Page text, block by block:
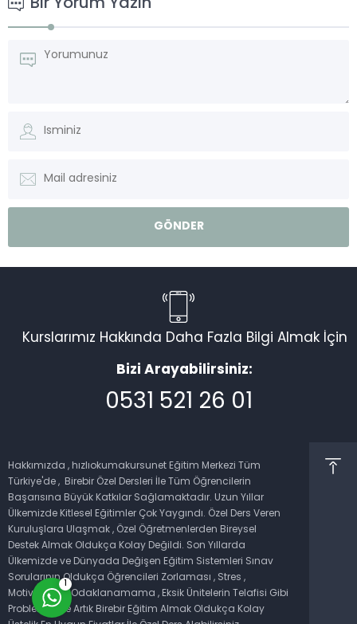
Bir Yorum Yazın
Kurslarımız Hakkında Daha Fazla Bilgi Almak İçin
Bizi Arayabilirsiniz:
0531 521 26 01
Hakkımızda , hızlıokumakursunet Eğitim Merkezi Tüm
Türkiye'de , Birebir Özel Dersleri İle Tüm Öğrencilerin
Başarısına Büyük Katkılar Sağlamaktadır. Uzun Yıllar
Ülkemizde Kitlesel Eğitimler Çok Yaygındı. Özel Ders Veren
Kuruluşlara Ulaşmak , Özel Öğretmenlerden Bireysel
Destek Almak Oldukça Kolay Değildi. Son Yıllarda
Ülkemizde ve Dünyada Değişen Eğitim Sistemleri Sınav
Sorularının Oldukça Öğrencileri Zorlaması , Stres ,
Motivasyon , Odaklanamama , Eksik Ünitelerin Telafisi Gibi
Problemlerde Artık Birebir Eğitim Almak Oldukça Kolay
Cevap Yaz